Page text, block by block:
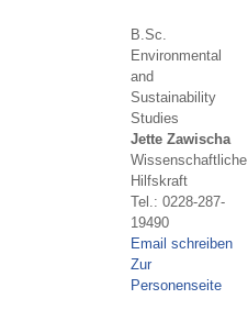
B.Sc.
Environmental
and
Sustainability
Studies
Jette Zawischa
Wissenschaftliche
Hilfskraft
Tel.: 0228-287-
19490
Email schreiben
Zur
Personenseite